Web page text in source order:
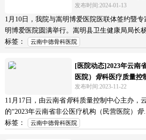
发布时间:2024-01-13
1月10日，我院与嵩明博爱医院医联体签约暨
明博爱医院圆满举行。嵩明县卫生健康局局长
标签：
云南中德骨科医院
[医院动态]2023年云南
医院） 骨科医疗质量控
办！
发布时间:2023-11-22
11月17日，由云南省骨科质量控制中心主办，
的“2023年云南省非公医疗机构（民营医院） 骨
标签：
云南中德骨科医院